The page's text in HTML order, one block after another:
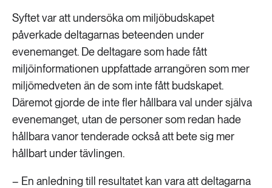
Syftet var att undersöka om miljöbudskapet
påverkade deltagarnas beteenden under
evenemanget. De deltagare som hade fått
miljöinformationen uppfattade arrangören som mer
miljömedveten än de som inte fått budskapet.
Däremot gjorde de inte fler hållbara val under själva
evenemanget, utan de personer som redan hade
hållbara vanor tenderade också att bete sig mer
hållbart under tävlingen.
– En anledning till resultatet kan vara att deltagarna